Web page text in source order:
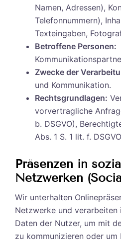
Namen, Adressen),
Telefonnummern),
Texteingaben,
Betroffene Personen:
Zwecke der
und Kommunikation.
Rechtsgrundlagen:
vorvertragliche
b. DSGVO),
Abs. 1 S. 1 lit. f.
Präsenzen in
Netzwerken
Wir unterhalten
Netzwerke und verarbeiten
Daten der Nutzer, um mit
zu kommunizieren oder